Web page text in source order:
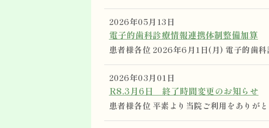
2026年05月13日
電子的歯科診療情報連携体制整備加算
患者様各位 2026年6月1日(月) 電子的歯科
2026年03月01日
R8.3月6日 終了時間変更のお知らせ
患者様各位 平素より当院ご利用をありが